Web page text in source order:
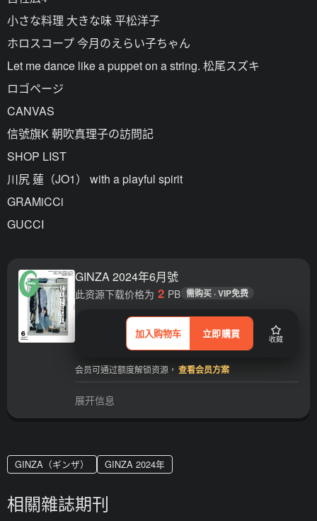
小さな料理 大きな味 平松洋子
ホロスコープ 今月のえらい子ちゃん
Let me dance like a puppet on a string. 松尾スズキ
ロゴページ
CANVAS
信號旗K 朝吹真理子の訪問記
SHOP LIST
川尻 蓮（JO1） with a playful spirit
GRAMiCCi
GUCCI
GINZA 2024年6月號
加入购物车 立即購買 收藏
此资源下载价格为 2 PB 需购买 · VIP免费
会员可通过额度解锁资源， 查看会员方案
展开信息
GINZA（ギンザ） GINZA 2024年
相關雜誌期刊